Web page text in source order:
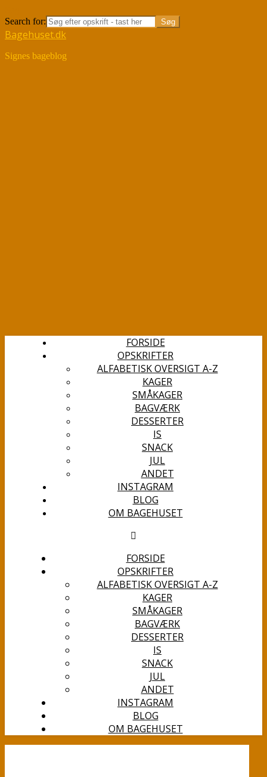
Search for:
Bagehuset.dk
Signes bageblog
FORSIDE
OPSKRIFTER
ALFABETISK OVERSIGT A-Z
KAGER
SMÅKAGER
BAGVÆRK
DESSERTER
IS
SNACK
JUL
ANDET
INSTAGRAM
BLOG
OM BAGEHUSET
FORSIDE
OPSKRIFTER
ALFABETISK OVERSIGT A-Z
KAGER
SMÅKAGER
BAGVÆRK
DESSERTER
IS
SNACK
JUL
ANDET
INSTAGRAM
BLOG
OM BAGEHUSET